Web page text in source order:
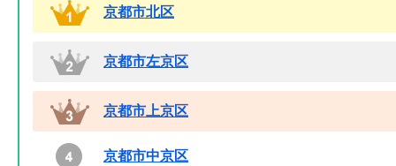
京都市北区
京都市左京区
京都市上京区
京都市中京区